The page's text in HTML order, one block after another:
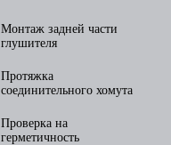
Монтаж задней части
глушителя
Протяжка
соединительного хомута
Проверка на
герметичность